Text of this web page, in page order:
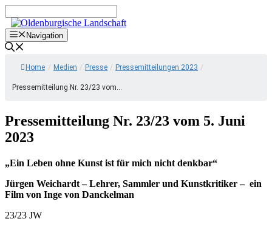
Inhalt
springenNavigation
Home / Medien / Presse / Pressemitteilungen 2023 /
Pressemitteilung Nr. 23/23 vom...
Pressemitteilung Nr. 23/23 vom 5. Juni
2023
„Ein Leben ohne Kunst ist für mich nicht denkbar“
Jürgen Weichardt – Lehrer, Sammler und Kunstkritiker – ein
Film von Inge von Danckelman
23/23 JW